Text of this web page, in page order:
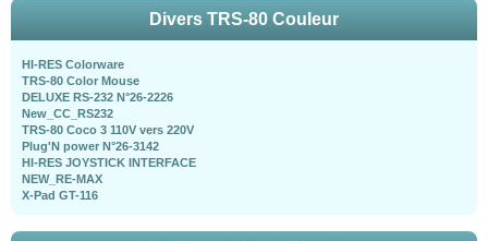
Divers TRS-80 Couleur
HI-RES Colorware
TRS-80 Color Mouse
DELUXE RS-232 N°26-2226
New_CC_RS232
TRS-80 Coco 3 110V vers 220V
Plug'N power N°26-3142
HI-RES JOYSTICK INTERFACE
NEW_RE-MAX
X-Pad GT-116